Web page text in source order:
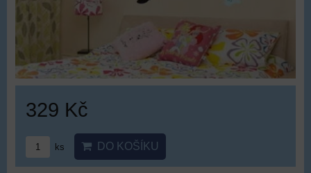
329 Kč
ks DO KOŠÍKU